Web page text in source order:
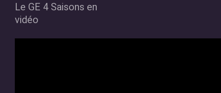
Le GE 4 Saisons en
vidéo